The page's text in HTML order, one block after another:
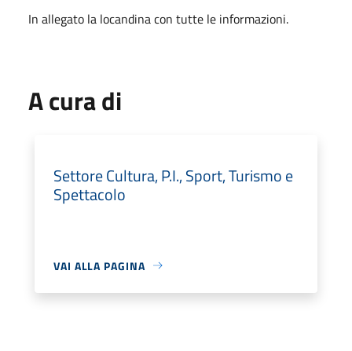
In allegato la locandina con tutte le informazioni.
A cura di
Settore Cultura, P.I., Sport, Turismo e
Spettacolo
VAI ALLA PAGINA